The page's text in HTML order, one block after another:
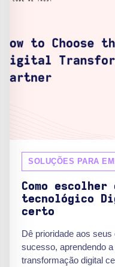
SOLUÇÕES PARA
Como
tecnológico
certo
Dê prioridade aos
sucesso, aprendendo
transformação digital